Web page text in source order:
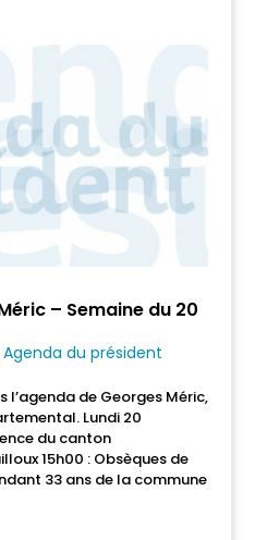
– Semaine du 20
Agenda du président
de Georges Méric,
Lundi 20
du canton
15h00 : Obsèques de
33 ans de la commune